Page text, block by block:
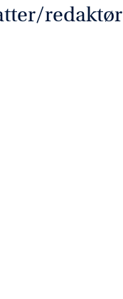
redaktør